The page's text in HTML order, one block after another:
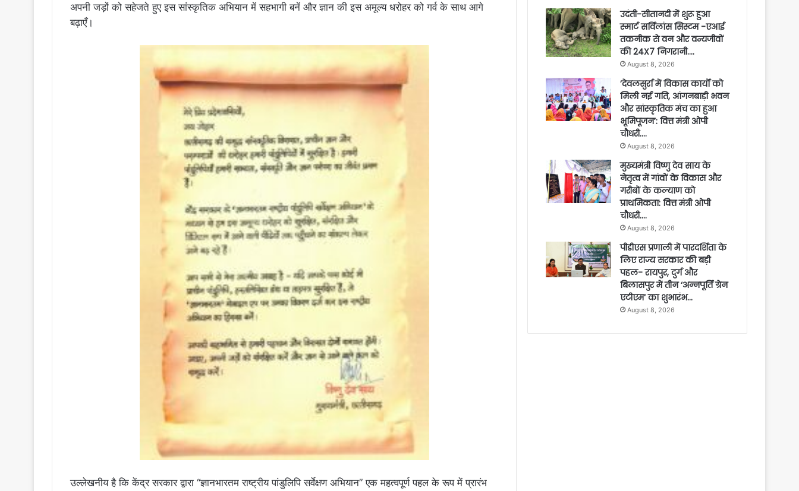
अपनी जड़ों को सहेजते हुए इस सांस्कृतिक अभियान में सहभागी बनें और ज्ञान की इस अमूल्य धरोहर को गर्व के साथ आगे
बढ़ाएँ।
उल्लेखनीय है कि केंद्र सरकार द्वारा “ज्ञानभारतम राष्ट्रीय पांडुलिपि सर्वेक्षण अभियान” एक महत्वपूर्ण पहल के रूप में प्रारंभ
उदंती-सीतानदी में शुरू हुआ
स्मार्ट सर्विलांस सिस्टम -एआई
तकनीक से वन और वन्यजीवों
की 24X7 निगरानी….
August 8, 2026
’देवलसुर्रा में विकास कार्यों को
मिली नई गति, आंगनबाड़ी भवन
और सांस्कृतिक मंच का हुआ
भूमिपूजन’: वित्त मंत्री ओपी
चौधरी….
August 8, 2026
मुख्यमंत्री विष्णु देव साय के
नेतृत्व में गांवों के विकास और
गरीबों के कल्याण को
प्राथमिकता: वित्त मंत्री ओपी
चौधरी….
August 8, 2026
पीडीएस प्रणाली में पारदर्शिता के
लिए राज्य सरकार की बड़ी
पहल- रायपुर, दुर्ग और
बिलासपुर में तीन ‘अन्नपूर्ति ग्रेन
एटीएम‘ का शुभारंभ…
August 8, 2026